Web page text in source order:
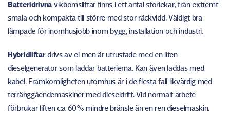
Batteridrivna vikbomsliftar finns i ett antal storlekar, från extremt
smala och kompakta till större med stor räckvidd. Väldigt bra
lämpade för inomhusjobb inom bygg, installation och industri.
Hybridliftardrivs av el men är utrustade med en liten
dieselgenerator som laddar batterierna. Kan även laddas med
kabel. Framkomligheten utomhus är i de flesta fall likvärdig med
terränggåendemaskiner med dieseldrift. Vid normalt arbete
förbrukar liften c:a 60% mindre bränsle än en ren dieselmaskin.